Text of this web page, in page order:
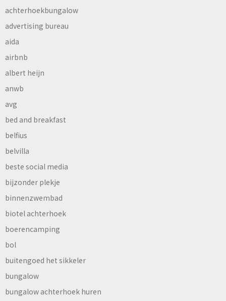
achterhoekbungalow
advertising bureau
aida
airbnb
albert heijn
anwb
avg
bed and breakfast
belfius
belvilla
beste social media
bijzonder plekje
binnenzwembad
biotel achterhoek
boerencamping
bol
buitengoed het sikkeler
bungalow
bungalow achterhoek huren